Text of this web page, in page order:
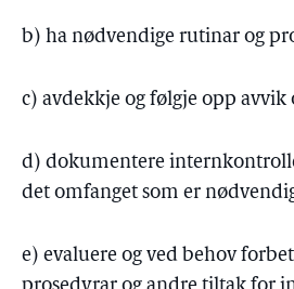
b) ha nødvendige rutinar og
c) avdekkje og følgje opp avvik
d) dokumentere
det omfanget som er
e) evaluere og ved behov